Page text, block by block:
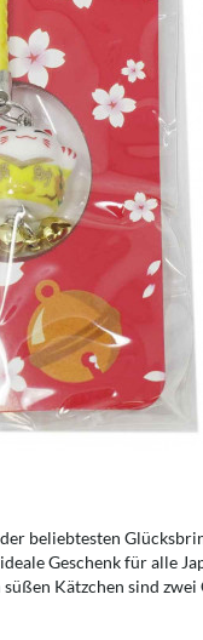
beliebtesten
Geschenk für alle
Kätzchen sind